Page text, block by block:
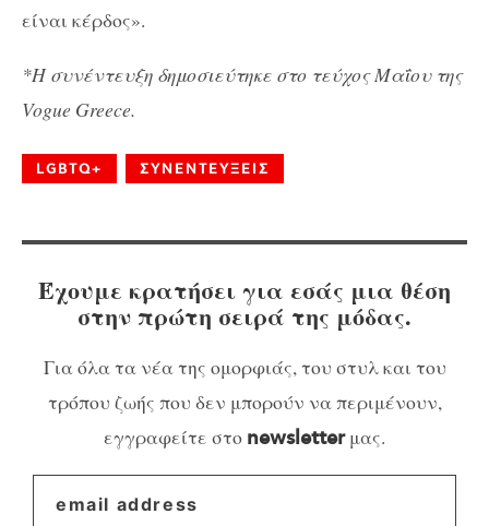
είναι κέρδος».
*Η συνέντευξη δημοσιεύτηκε στο τεύχος Μαΐου της
Vogue Greece.
LGBTQ+ ΣΥΝΕΝΤΕΥΞΕΙΣ
Έχουμε κρατήσει για εσάς μια θέση
στην πρώτη σειρά της μόδας.
Για όλα τα νέα της ομορφιάς, του στυλ και του
τρόπου ζωής που δεν μπορούν να περιμένουν,
εγγραφείτε στο newsletterμας.